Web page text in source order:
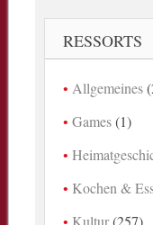
RESSORTS
Allgemeines
Games(1)
Kochen &